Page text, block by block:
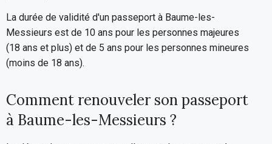
La durée de validité d'un passeport à Baume-les-
Messieurs est de 10 ans pour les personnes majeures
(18 ans et plus) et de 5 ans pour les personnes mineures
(moins de 18 ans).
Comment renouveler son passeport
à Baume-les-Messieurs ?